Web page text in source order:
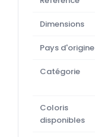
Dimensions
Pays d'origine
Catégorie
Coloris
disponibles